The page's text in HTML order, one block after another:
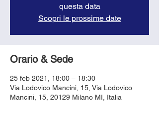
questa data
Scopri le prossime date
Orario & Sede
25 feb 2021, 18:00 – 18:30
Via Lodovico Mancini, 15, Via Lodovico
Mancini, 15, 20129 Milano MI, Italia